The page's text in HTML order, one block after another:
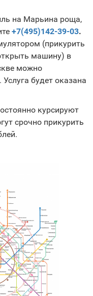
на Марьина роща,
+7(495)142-39-03.
(прикурить
машину) в
можно
будет оказана
курсируют
срочно прикурить